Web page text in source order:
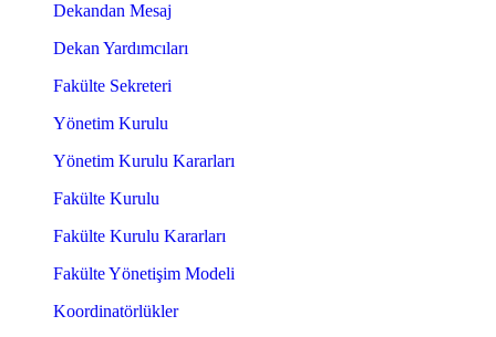
Dekandan Mesaj
Dekan Yardımcıları
Fakülte Sekreteri
Yönetim Kurulu
Yönetim Kurulu Kararları
Fakülte Kurulu
Fakülte Kurulu Kararları
Fakülte Yönetişim Modeli
Koordinatörlükler